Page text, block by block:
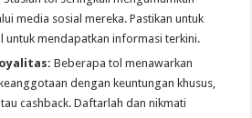
media sosial mereka. Pastikan untuk
untuk mendapatkan informasi terkini.
Beberapa tol menawarkan
dengan keuntungan khusus,
cashback. Daftarlah dan nikmati